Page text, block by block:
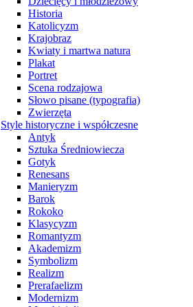
Historia
Katolicyzm
Krajobraz
Kwiaty i martwa natura
Plakat
Portret
Scena rodzajowa
Słowo pisane (typografia)
Zwierzęta
Style historyczne i współczesne
Antyk
Sztuka Średniowiecza
Gotyk
Renesans
Manieryzm
Barok
Rokoko
Klasycyzm
Romantyzm
Akademizm
Symbolizm
Realizm
Prerafaelizm
Modernizm